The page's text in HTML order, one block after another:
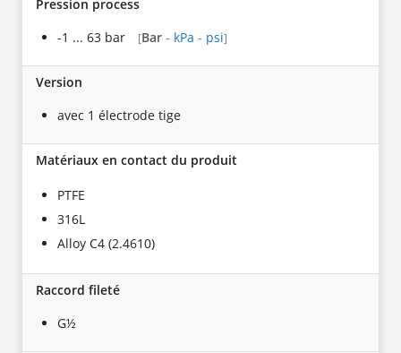
Pression process
-1 ... 63 bar
[Bar - kPa - psi]
Version
avec 1 électrode tige
Matériaux en contact du produit
PTFE
316L
Alloy C4 (2.4610)
Raccord fileté
G½